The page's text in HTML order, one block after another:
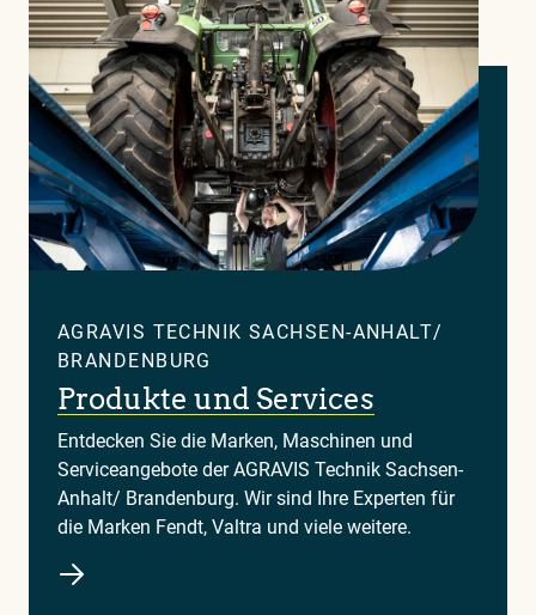
AGRAVIS TECHNIK SACHSEN-ANHALT/
BRANDENBURG
Produkte und Services
Entdecken Sie die Marken, Maschinen und
Serviceangebote der AGRAVIS Technik Sachsen-
Anhalt/ Brandenburg. Wir sind Ihre Experten für
die Marken Fendt, Valtra und viele weitere.